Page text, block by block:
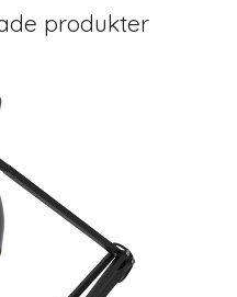
produkter